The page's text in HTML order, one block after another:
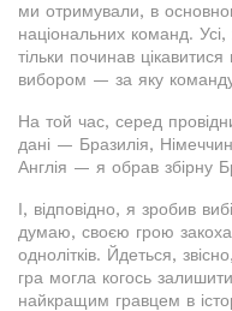
ми отримували, в
національних команд.
тільки починав
вибором — за яку
На той час, серед
дані — Бразилія,
Англія — я обрав збірну
І, відповідно, я зробив
думаю, своєю грою
однолітків. Йдеться,
гра могла когось
найкращим гравцем в